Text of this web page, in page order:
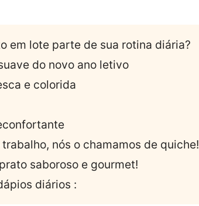
em lote parte de sua rotina diária?
do novo ano letivo
e colorida
nós o chamamos de quiche!
saboroso e gourmet!
diários :